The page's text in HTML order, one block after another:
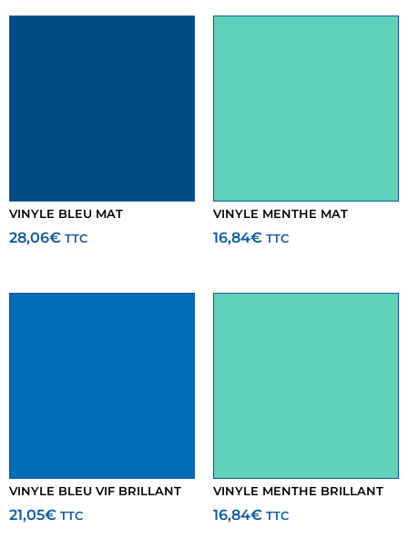
VINYLE BLEU MAT
28,06€ TTC
VINYLE MENTHE MAT
16,84€ TTC
VINYLE BLEU VIF BRILLANT
21,05€ TTC
VINYLE MENTHE BRILLANT
16,84€ TTC